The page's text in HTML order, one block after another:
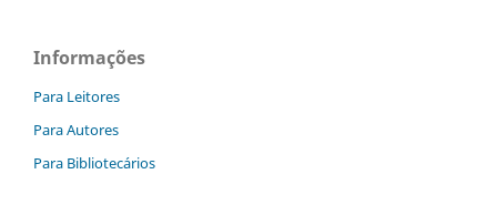
Informações
Para Leitores
Para Autores
Para Bibliotecários